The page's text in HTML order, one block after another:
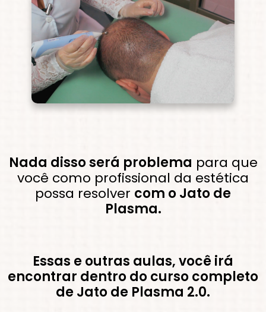
Nada disso será problema para que
você como profissional da estética
possa resolver com o Jato de
Plasma.
Essas e outras aulas, você irá
encontrar dentro do curso completo
de Jato de Plasma 2.0.